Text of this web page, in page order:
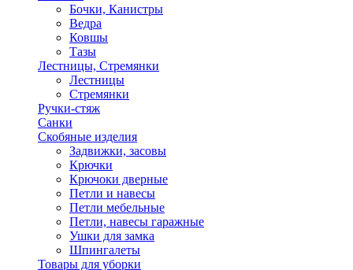
Бочки, Канистры
Ведра
Ковшы
Тазы
Лестницы, Стремянки
Лестницы
Стремянки
Ручки-стяж
Санки
Скобяные изделия
Задвижки, засовы
Крючки
Крючоки дверные
Петли и навесы
Петли мебельные
Петли, навесы гаражные
Ушки для замка
Шпингалеты
Товары для уборки